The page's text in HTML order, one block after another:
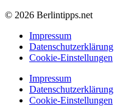
© 2026 Berlintipps.net
Impressum
Datenschutzerklärung
Cookie-Einstellungen
Impressum
Datenschutzerklärung
Cookie-Einstellungen